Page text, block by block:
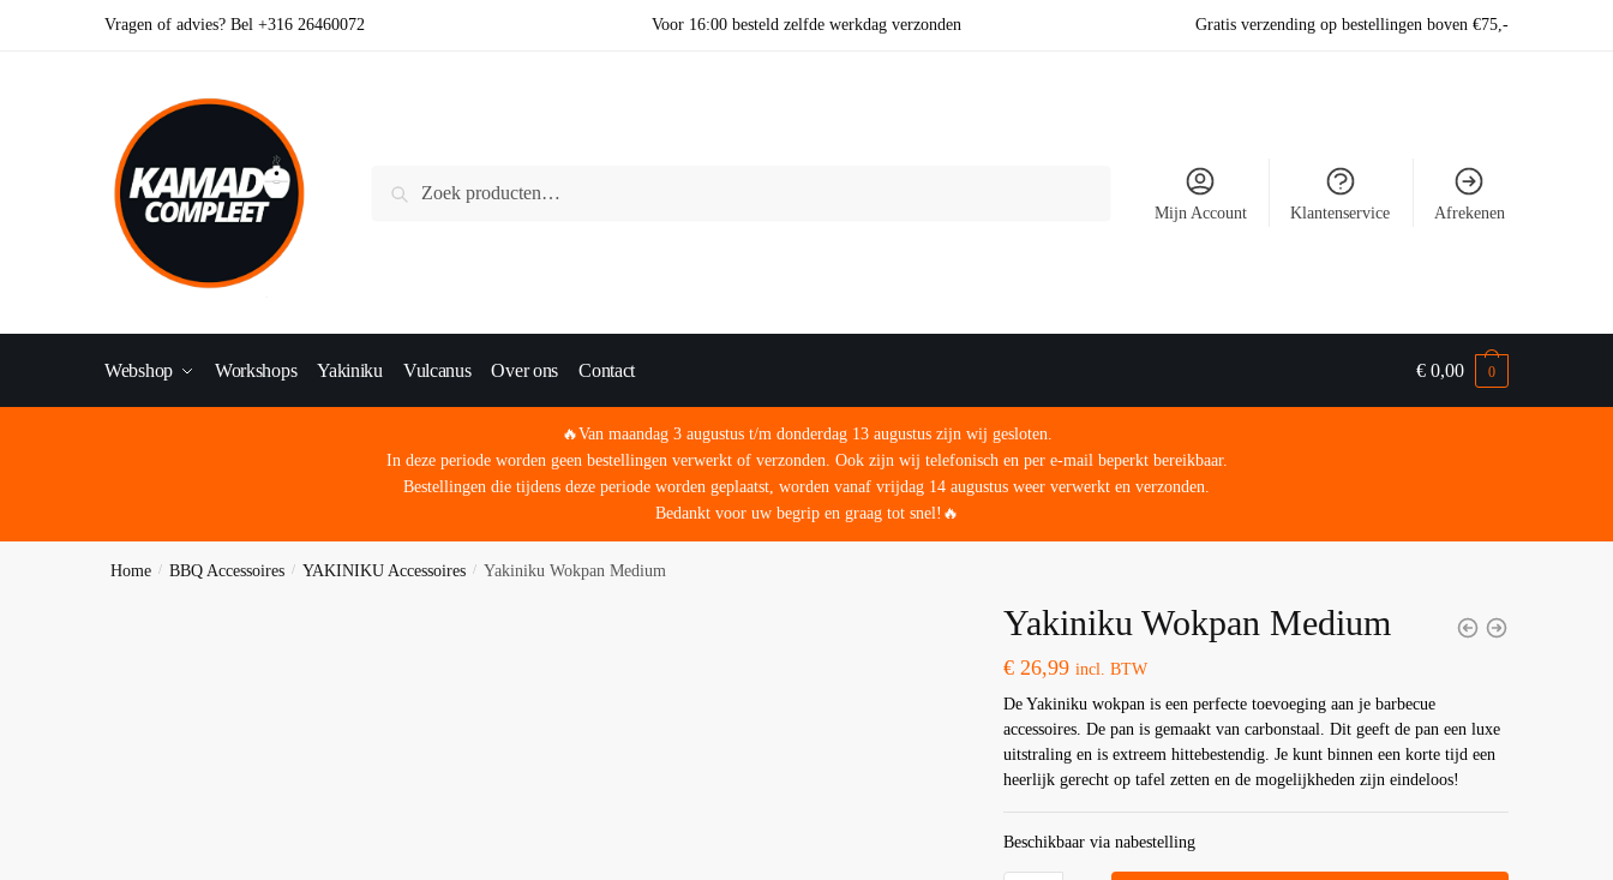
Vragen of advies? Bel +316 26460072 Voor 16:00 besteld zelfde werkdag verzonden Gratis verzending op bestellingen boven €75,-
Zoeken
Mijn Account Klantenservice Afrekenen
Webshop Workshops Yakiniku Vulcanus Over ons Contact € 0,00 0
🔥Van maandag 3 augustus t/m donderdag 13 augustus zijn wij gesloten.
In deze periode worden geen bestellingen verwerkt of verzonden. Ook zijn wij telefonisch en per e-mail beperkt bereikbaar.
Bestellingen die tijdens deze periode worden geplaatst, worden vanaf vrijdag 14 augustus weer verwerkt en verzonden.
Bedankt voor uw begrip en graag tot snel!🔥
Home / BBQ Accessoires / YAKINIKU Accessoires / Yakiniku Wokpan Medium
Yakiniku Wokpan Medium
€26,99 incl. BTW
De Yakiniku wokpan is een perfecte toevoeging aan je barbecue
accessoires. De pan is gemaakt van carbonstaal. Dit geeft de pan een luxe
uitstraling en is extreem hittebestendig. Je kunt binnen een korte tijd een
heerlijk gerecht op tafel zetten en de mogelijkheden zijn eindeloos!
Beschikbaar via nabestelling